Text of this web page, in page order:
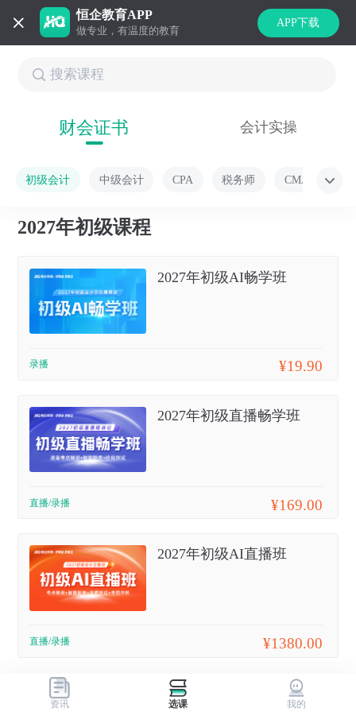
恒企教育APP
做专业，有温度的教育
APP下载
财会证书 会计实操
初级会计 中级会计 CPA 税务师 CMA
2027年初级课程
2027年初级AI畅学班
录播 ¥19.90
2027年初级直播畅学班
直播/录播 ¥169.00
2027年初级AI直播班
直播/录播 ¥1380.00
资讯 选课 我的